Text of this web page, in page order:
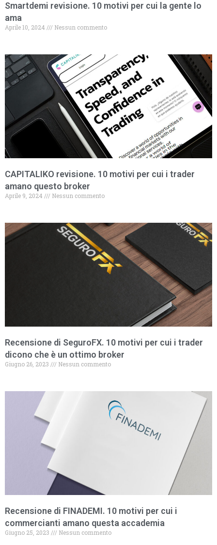
Smartdemi revisione. 10 motivi per cui la gente lo
ama
Aprile 10, 2024 Nessun commento
CAPITALIKO revisione. 10 motivi per cui i trader
amano questo broker
Aprile 9, 2024 Nessun commento
Recensione di SeguroFX. 10 motivi per cui i trader
dicono che è un ottimo broker
Giugno 26, 2023 Nessun commento
Recensione di FINADEMI. 10 motivi per cui i
commercianti amano questa accademia
Giugno 25, 2023 Nessun commento